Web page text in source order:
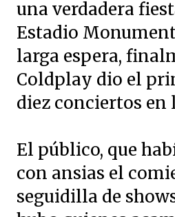
una verdadera
Estadio
larga espera,
Coldplay dio el
diez conciertos en
El público, que
con ansias el
seguidilla de